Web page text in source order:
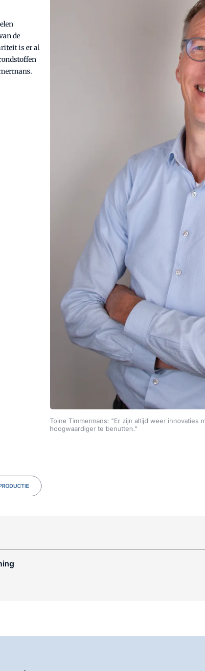
Toine Timmermans: "Er zijn altijd weer innovaties
hoogwaardiger te benutten."
de
is er al